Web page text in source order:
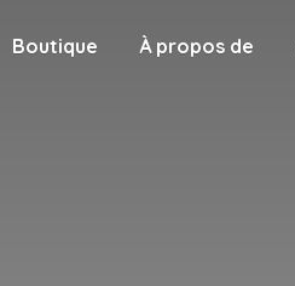
Boutique À propos de